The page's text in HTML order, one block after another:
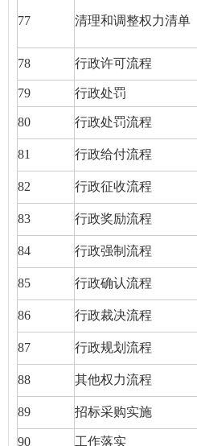
77 清理和调整权力清单
78 行政许可流程
79 行政处罚
80 行政处罚流程
81 行政给付流程
82 行政征收流程
83 行政奖励流程
84 行政强制流程
85 行政确认流程
86 行政裁决流程
87 行政规划流程
88 其他权力流程
89 招标采购实施
90 工作落实